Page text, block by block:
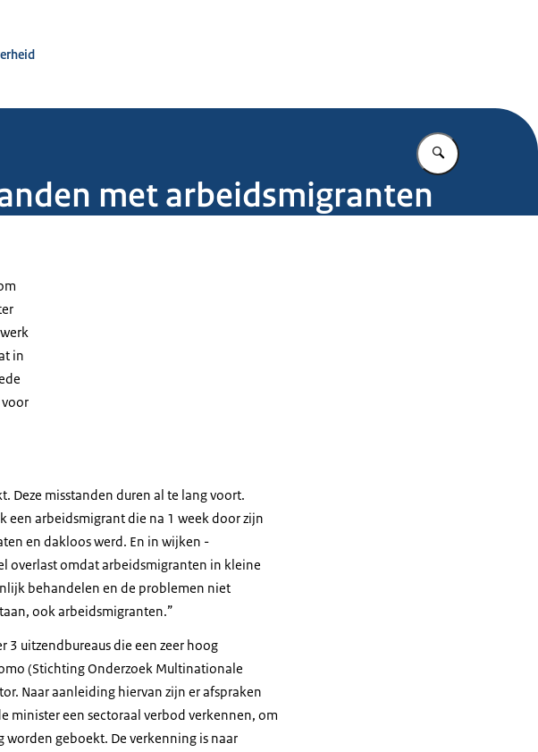
Vul in wat u
met arbeidsmigranten
in
Deze misstanden duren al te lang voort.
een arbeidsmigrant die na 1 week door zijn
en dakloos werd. En in wijken -
overlast omdat arbeidsmigranten in kleine
behandelen en de problemen niet
ook arbeidsmigranten.”
3 uitzendbureaus die een zeer hoog
(Stichting Onderzoek Multinationale
Naar aanleiding hiervan zijn er afspraken
minister een sectoraal verbod verkennen, om
geboekt. De verkenning is naar